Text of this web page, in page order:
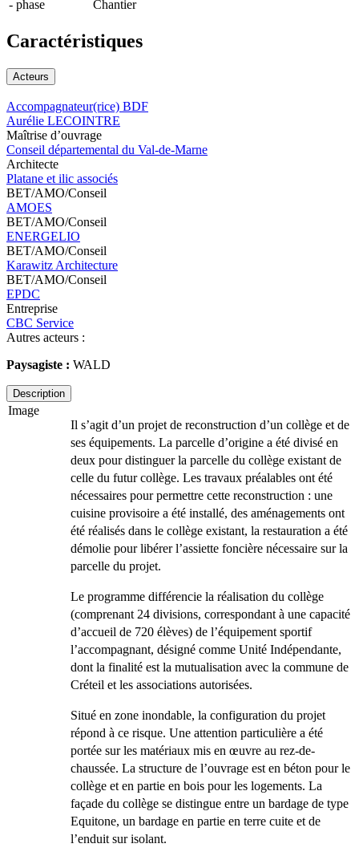
- phase
Chantier
Caractéristiques
Acteurs
Accompagnateur(rice) BDF
Aurélie LECOINTRE
Maîtrise d’ouvrage
Conseil départemental du Val-de-Marne
Architecte
Platane et ilic associés
BET/AMO/Conseil
AMOES
BET/AMO/Conseil
ENERGELIO
BET/AMO/Conseil
Karawitz Architecture
BET/AMO/Conseil
EPDC
Entreprise
CBC Service
Autres acteurs :
Paysagiste : WALD
Description
Image
Il s’agit d’un projet de reconstruction d’un collège et de
ses équipements. La parcelle d’origine a été divisé en
deux pour distinguer la parcelle du collège existant de
celle du futur collège. Les travaux préalables ont été
nécessaires pour permettre cette reconstruction : une
cuisine provisoire a été installé, des aménagements ont
été réalisés dans le collège existant, la restauration a été
démolie pour libérer l’assiette foncière nécessaire sur la
parcelle du projet.
Le programme différencie la réalisation du collège
(comprenant 24 divisions, correspondant à une capacité
d’accueil de 720 élèves) de l’équipement sportif
l’accompagnant, désigné comme Unité Indépendante,
dont la finalité est la mutualisation avec la commune de
Créteil et les associations autorisées.
Situé en zone inondable, la configuration du projet
répond à ce risque. Une attention particulière a été
portée sur les matériaux mis en œuvre au rez-de-
chaussée. La structure de l’ouvrage est en béton pour le
collège et en partie en bois pour les logements. La
façade du collège se distingue entre un bardage de type
Equitone, un bardage en partie en terre cuite et de
l’enduit sur isolant.